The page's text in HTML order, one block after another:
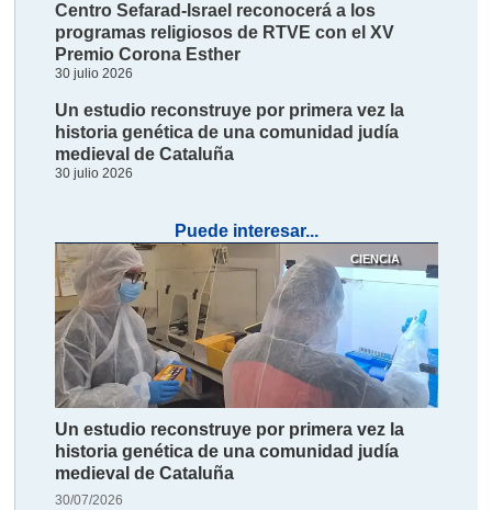
Centro Sefarad-Israel reconocerá a los
programas religiosos de RTVE con el XV
Premio Corona Esther
30 julio 2026
Un estudio reconstruye por primera vez la
historia genética de una comunidad judía
medieval de Cataluña
30 julio 2026
Puede interesar...
CIENCIA
Un estudio reconstruye por primera vez la
historia genética de una comunidad judía
medieval de Cataluña
30/07/2026